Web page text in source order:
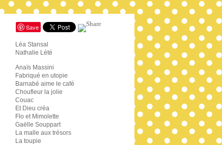
Save
Léa Stansal
Nathalie Lété
Anaïs Massini
Fabriqué en utopie
Barnabé aime le café
Choufleur la jolie
Couac
Et Dieu créa
Flo et Mimolette
Gaëlle Souppart
La malle aux trésors
La toupie